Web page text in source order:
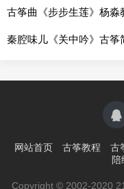
古筝曲《步步生莲》杨淼
秦腔味儿《关中吟》古筝
网站首页 古筝教程 古
陪
Copyright © 2002-2020